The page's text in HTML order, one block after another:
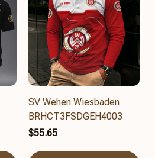
SV Wehen Wiesbaden
BRHCT3FSDGEH4003
$55.65